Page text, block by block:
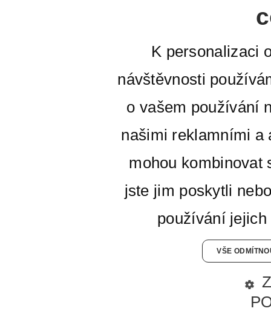
K personalizaci
návštěvnosti
o vašem používání
našimi reklamními a
mohou kombinovat
jste jim poskytli
používání
VŠE